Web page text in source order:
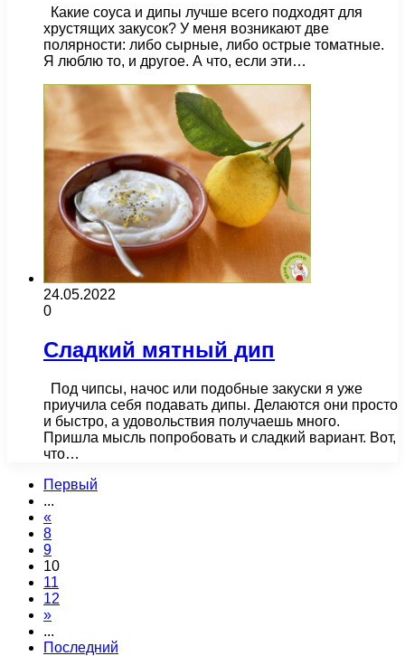
Какие соуса и дипы лучше всего подходят для
хрустящих закусок? У меня возникают две
полярности: либо сырные, либо острые томатные.
Я люблю то, и другое. А что, если эти…
24.05.2022
0
Сладкий мятный дип
Под чипсы, начос или подобные закуски я уже
приучила себя подавать дипы. Делаются они просто
и быстро, а удовольствия получаешь много.
Пришла мысль попробовать и сладкий вариант. Вот,
что…
Первый
...
«
8
9
10
11
12
»
...
Последний